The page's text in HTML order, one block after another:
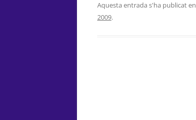
Aquesta entrada s'ha publicat en
2009.